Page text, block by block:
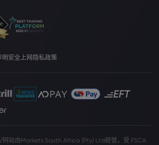
安全上网 隐私政策
网站由Markets South Africa (Pty) Ltd經營，受 FSCA